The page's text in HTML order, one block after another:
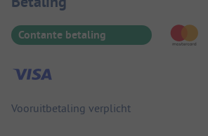
Contante betaling
Vooruitbetaling verplicht